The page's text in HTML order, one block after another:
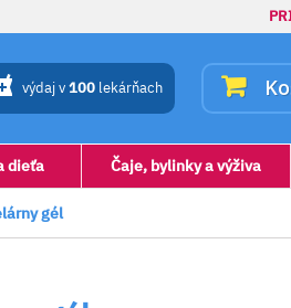
výdaj v100 lekárňach
dieťa Čaje, bylinky a výživa
gél